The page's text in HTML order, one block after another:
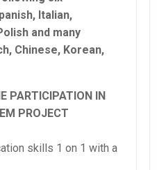
Italian,
and many
Chinese, Korean,
PARTICIPATION IN
PROJECT
skills 1 on 1 with a